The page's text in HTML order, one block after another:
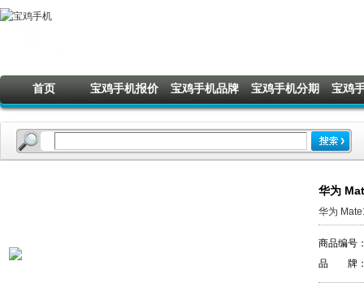
首页 宝鸡手机报价 宝鸡手机品牌 宝鸡手机分期 宝鸡
华为
华为
商品编号
品 牌